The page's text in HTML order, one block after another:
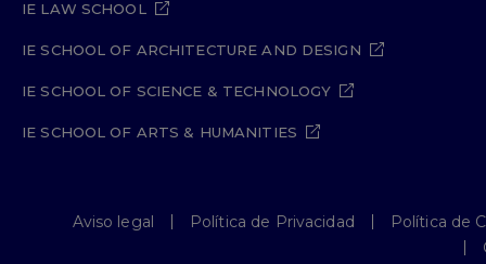
IE LAW SCHOOL
IE SCHOOL OF ARCHITECTURE AND DESIGN
IE SCHOOL OF SCIENCE & TECHNOLOGY
IE SCHOOL OF ARTS & HUMANITIES
Aviso legal Política de Privacidad
Política de